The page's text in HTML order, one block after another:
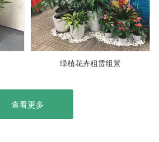
绿植花卉租赁组景
查看更多